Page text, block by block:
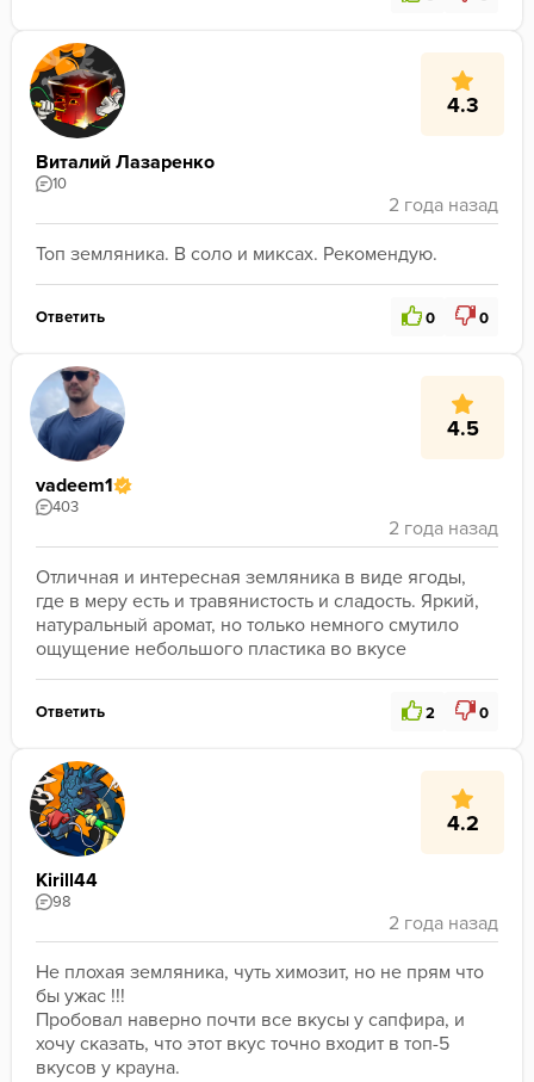
4.3
Виталий Лазаренко
10
Топ земляника. В соло и миксах. Рекомендую.
Ответить 0 0
4.5
vadeem1
403
Отличная и интересная земляника в виде ягоды,
где в меру есть и травянистость и сладость. Яркий,
натуральный аромат, но только немного смутило
ощущение небольшого пластика во вкусе
Ответить 2 0
4.2
Kirill44
98
Не плохая земляника, чуть химозит, но не прям что
бы ужас !!!
Пробовал наверно почти все вкусы у сапфира, и
хочу сказать, что этот вкус точно входит в топ-5
вкусов у крауна.